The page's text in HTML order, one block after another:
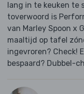
lang in te keuken te
toverwoord is
van Marley Spoon x
maaltijd op tafel
ingevroren? Check!
bespaard? Dubbel-